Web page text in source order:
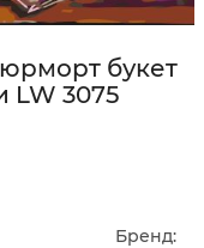
букет
LW 3075
Бренд: